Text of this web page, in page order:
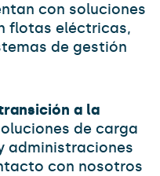
con soluciones
flotas eléctricas,
de gestión
a la
de carga
administraciones
con nosotros